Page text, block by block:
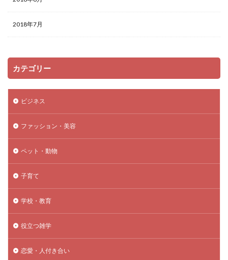
2018年7月
カテゴリー
ビジネス
ファッション・美容
ペット・動物
子育て
学校・教育
役立つ雑学
恋愛・人付き合い